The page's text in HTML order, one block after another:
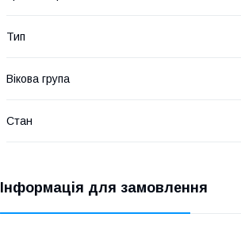
Тип
Вікова група
Стан
Інформація для замовлення